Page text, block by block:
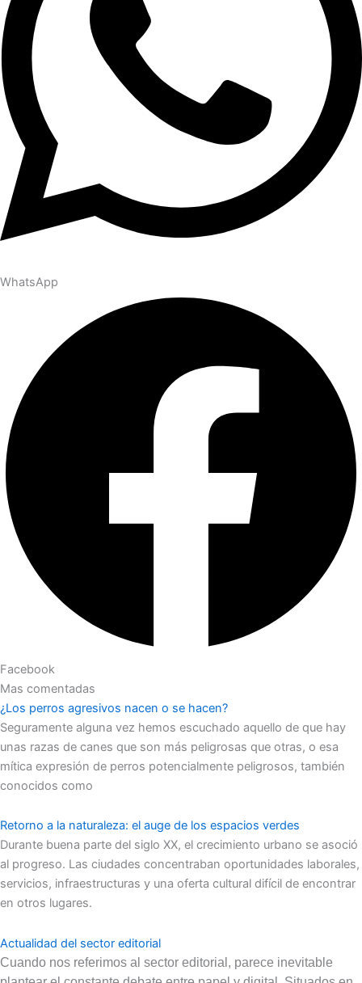
WhatsApp
Facebook
Mas comentadas
¿Los perros agresivos nacen o se hacen?
Seguramente alguna vez hemos escuchado aquello de que hay
unas razas de canes que son más peligrosas que otras, o esa
mítica expresión de perros potencialmente peligrosos, también
conocidos como
Retorno a la naturaleza: el auge de los espacios verdes
Durante buena parte del siglo XX, el crecimiento urbano se asoció
al progreso. Las ciudades concentraban oportunidades laborales,
servicios, infraestructuras y una oferta cultural difícil de encontrar
en otros lugares.
Actualidad del sector editorial
Cuando nos referimos al sector editorial, parece inevitable